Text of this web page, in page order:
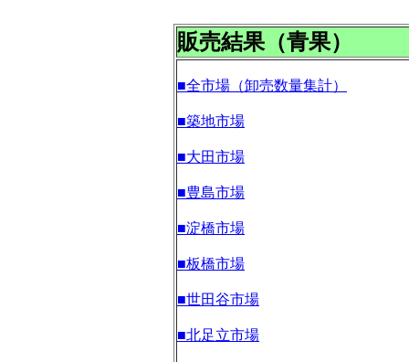
販売結果（青果）
■全市場（卸売数量集計）
■築地市場
■大田市場
■豊島市場
■淀橋市場
■板橋市場
■世田谷市場
■北足立市場